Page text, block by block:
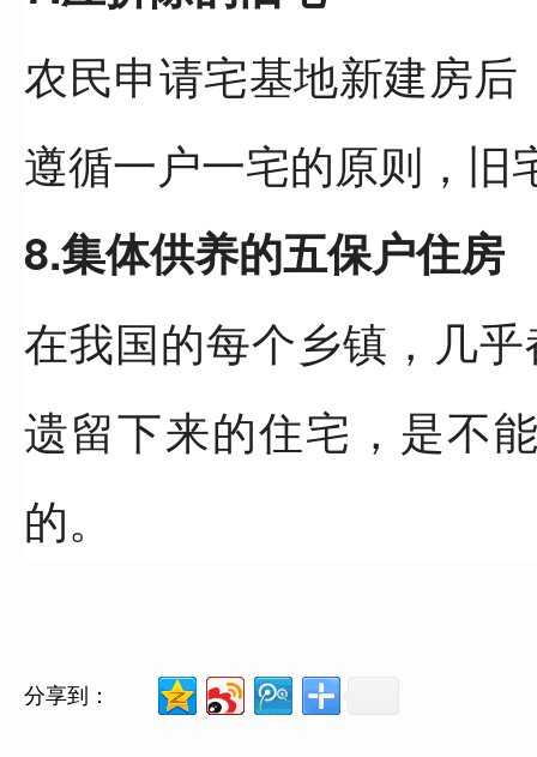
农民申请宅基地新建房
遵循一户一宅的原则，旧
8.集体供养的五保户住房
在我国的每个乡镇，几
遗留下来的住宅，是不
的。
分享到：